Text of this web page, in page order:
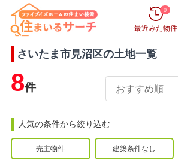
最近みた物件
0
さいたま市見沼区の土地一覧
8件
人気の条件から絞り込む
売主物件 建築条件なし